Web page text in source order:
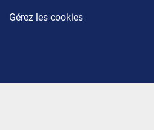
Gérez les cookies